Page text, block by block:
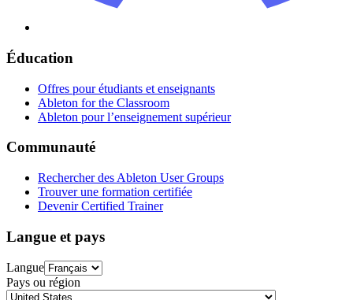
Éducation
Offres pour étudiants et enseignants
Ableton for the Classroom
Ableton pour l’enseignement supérieur
Communauté
Rechercher des Ableton User Groups
Trouver une formation certifiée
Devenir Certified Trainer
Langue et pays
Langue
Pays ou région